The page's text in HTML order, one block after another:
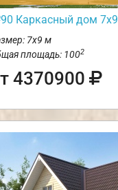
Каркасный дом 7х9
7х9 м
площадь: 1002
4370900